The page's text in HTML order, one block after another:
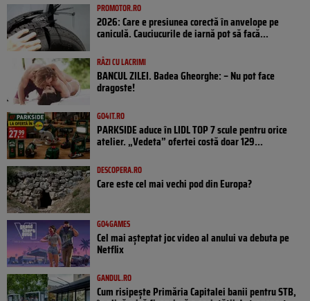
PROMOTOR.RO
2026: Care e presiunea corectă în anvelope pe
caniculă. Cauciucurile de iarnă pot să facă...
RÂZI CU LACRIMI
BANCUL ZILEI. Badea Gheorghe: – Nu pot face
dragoste!
GO4IT.RO
PARKSIDE aduce în LIDL TOP 7 scule pentru orice
atelier. „Vedeta” ofertei costă doar 129...
DESCOPERA.RO
Care este cel mai vechi pod din Europa?
GO4GAMES
Cel mai așteptat joc video al anului va debuta pe
Netflix
GANDUL.RO
Cum risipește Primăria Capitalei banii pentru STB,